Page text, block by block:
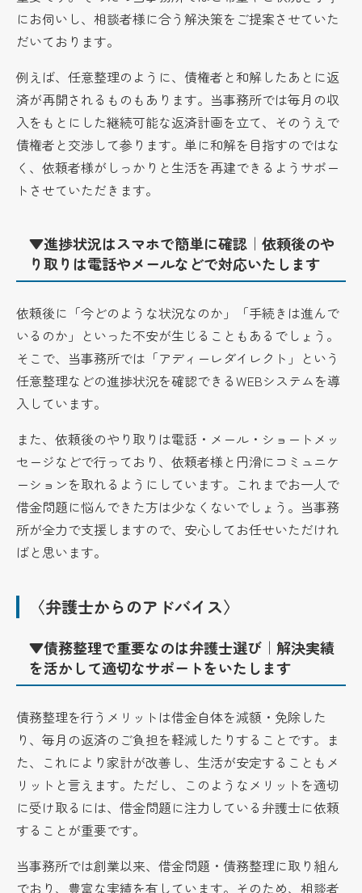
にお伺いし、相談者様に合う解決策をご提案させていた
だいております。
例えば、任意整理のように、債権者と和解したあとに返
済が再開されるものもあります。当事務所では毎月の収
入をもとにした継続可能な返済計画を立て、そのうえで
債権者と交渉して参ります。単に和解を目指すのではな
く、依頼者様がしっかりと生活を再建できるようサポー
トさせていただきます。
▼進捗状況はスマホで簡単に確認｜依頼後のや
り取りは電話やメールなどで対応いたします
依頼後に「今どのような状況なのか」「手続きは進んで
いるのか」といった不安が生じることもあるでしょう。
そこで、当事務所では「アディーレダイレクト」という
任意整理などの進捗状況を確認できるWEBシステムを導
入しています。
また、依頼後のやり取りは電話・メール・ショートメッ
セージなどで行っており、依頼者様と円滑にコミュニケ
ーションを取れるようにしています。これまでお一人で
借金問題に悩んできた方は少なくないでしょう。当事務
所が全力で支援しますので、安心してお任せいただけれ
ばと思います。
〈弁護士からのアドバイス〉
▼債務整理で重要なのは弁護士選び｜解決実績
を活かして適切なサポートをいたします
債務整理を行うメリットは借金自体を減額・免除した
り、毎月の返済のご負担を軽減したりすることです。ま
た、これにより家計が改善し、生活が安定することもメ
リットと言えます。ただし、このようなメリットを適切
に受け取るには、借金問題に注力している弁護士に依頼
することが重要です。
当事務所では創業以来、借金問題・債務整理に取り組ん
でおり、豊富な実績を有しています。そのため、相談者